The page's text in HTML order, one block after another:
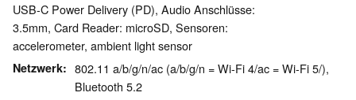
USB-C Power Delivery (PD), Audio Anschlüsse:
3.5mm, Card Reader: microSD, Sensoren:
accelerometer, ambient light sensor
Netzwerk
802.11 a/b/g/n/ac (a/b/g/n = Wi-Fi 4/ac = Wi-Fi 5/),
Bluetooth 5.2